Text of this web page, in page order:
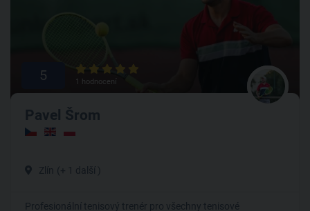
5 1 hodnocení
Pavel Šrom
Zlín (+ 1 další )
Profesionální tenisový trenér pro všechny tenisové